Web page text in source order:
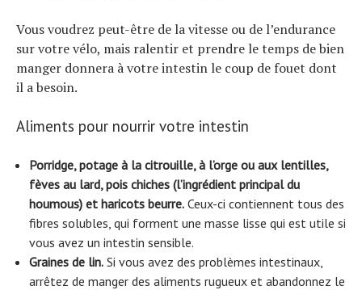
Vous voudrez peut-être de la vitesse ou de l’endurance
sur votre vélo, mais ralentir et prendre le temps de bien
manger donnera à votre intestin le coup de fouet dont
il a besoin.
Aliments pour nourrir votre intestin
Porridge, potage à la citrouille, à l’orge ou aux lentilles,
fèves au lard, pois chiches (l’ingrédient principal du
houmous) et haricots beurre. Ceux-ci contiennent tous des
fibres solubles, qui forment une masse lisse qui est utile si
vous avez un intestin sensible.
Graines de lin. Si vous avez des problèmes intestinaux,
arrêtez de manger des aliments rugueux et abandonnez le